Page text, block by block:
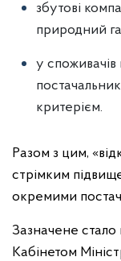
збутові
природний
у
критерієм.
Разом з цим,
стрімким
окремими
Зазначене стало
Кабінетом